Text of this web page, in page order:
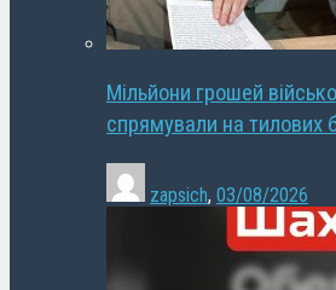
Мільйони грошей
спрямували на тилових
zapsich, 03/08/2026